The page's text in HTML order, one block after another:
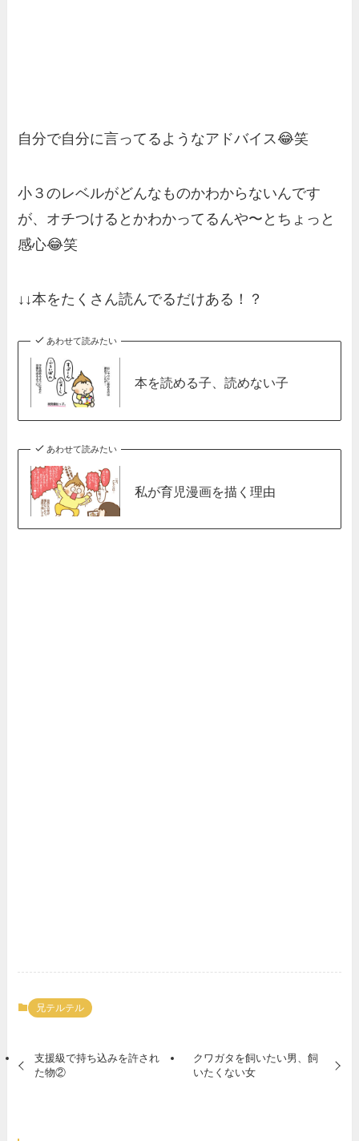
自分で自分に言ってるようなアドバイス😂笑
小３のレベルがどんなものかわからないんです
が、オチつけるとかわかってるんや〜とちょっと
感心😂笑
↓↓本をたくさん読んでるだけある！？
あわせて読みたい
本を読める子、読めない子
あわせて読みたい
私が育児漫画を描く理由
兄テルテル
支援級で持ち込みを許され
た物②
クワガタを飼いたい男、飼
いたくない女